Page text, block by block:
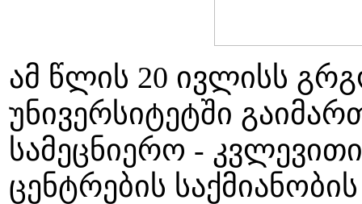
ამ წლის 20 ივლისს
უნივერსიტეტში
სამეცნიერო -
ცენტრების